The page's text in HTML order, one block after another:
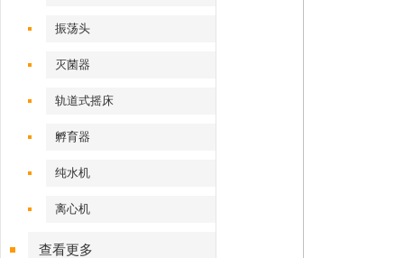
振荡头
灭菌器
轨道式摇床
孵育器
纯水机
离心机
查看更多